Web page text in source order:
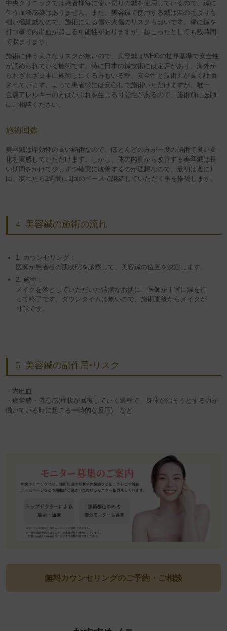
中央クリニックでは患者様毎に使い切りの鍼を使用しているので、鍼に
伴う血液感染はありません。また、美容鍼で使用する鍼は髪の毛よりも
細い極細鍼なので、施術による傷や火傷のリスクも無いです。稀に鍼を
打つ事で内出血が起こる可能性がありますが、起こったとしても数時間
で収まります。
施術に伴う大きなリスクが無いので、美容鍼はWHOの世界基準で安全性
が認められている施術です。特に日本の鍼技術には定評があり、海外か
らわざわざ日本に施術しにくる方もいる程、安全性と技術力が高く評価
されています。よって患者様には安心して施術いただけますが、唯一、
金属アレルギーの方はかぶれを生じる可能性があるので、施術前に医師
にご相談ください。
施術回数
美容鍼は即効性の高い施術なので、ほとんどの方が一度の施術で良い変
化を実感していただけます。しかし、体の内側から改善する美容鍼は長
い期間をかけて少しずつ確実に改善するのが理想なので、最初は週に1
回、慣れたら2週間に1回のペースで継続していただく事を推奨します。
4 美容鍼の施術の流れ
1. カウンセリング：
医師が患者様の肌状態を診察して、美容鍼の位置を決定します。
2. 施術：
メイクを落としていただいた清潔なお肌に、医師が丁寧に鍼を打
って終了です。ダウンタイムは無いので、施術直後からメイクが
可能です。
5 美容鍼の副作用•リスク
・内出血
・疲労感・倦怠感(症状が回復していく過程で、身体が治そうとする力が
働いている時に起こる一時的な反応) など
無料カウンセリングのご予約・ご相談